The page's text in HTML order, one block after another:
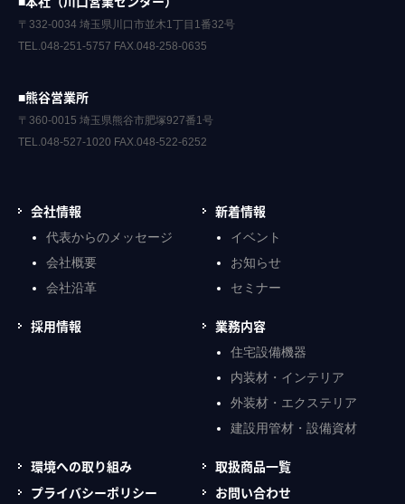
〒332-0034 埼玉県川口市並木1丁目1番32号
TEL.048-251-5757 FAX.048-258-0635
■熊谷営業所
〒360-0015 埼玉県熊谷市肥塚927番1号
TEL.048-527-1020 FAX.048-522-6252
会社情報
代表からのメッセージ
会社概要
会社沿革
新着情報
イベント
お知らせ
セミナー
採用情報 業務内容
住宅設備機器
内装材・インテリア
外装材・エクステリア
建設用管材・設備資材
環境への取り組み
取扱商品一覧
プライバシーポリシー
お問い合わせ